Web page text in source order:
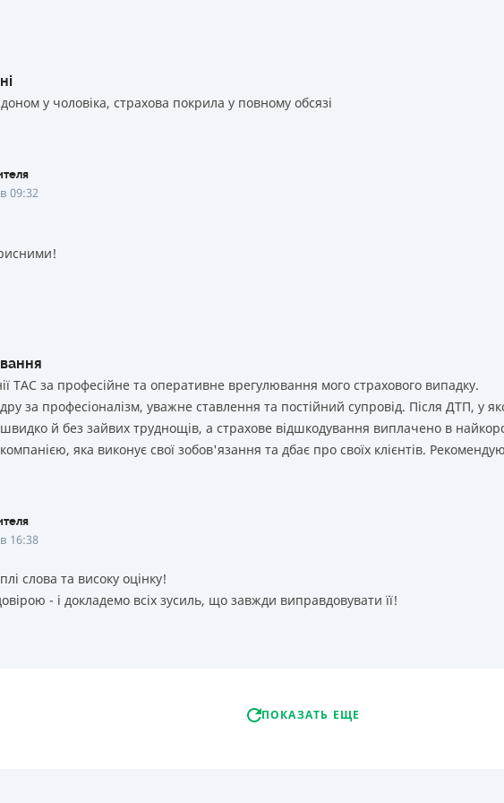
у чоловіка, страхова покрила у повному обсязі
09:32
ТАС за професійне та оперативне врегулювання мого страхового випадку.
за професіоналізм, уважне ставлення та постійний супровід. Після ДТП, у
й без зайвих труднощів, а страхове відшкодування виплачено в
яка виконує свої зобов'язання та дбає про своїх клієнтів.
16:38
слова та високу оцінку!
- і докладемо всіх зусиль, що завжди виправдовувати її!
ПОКАЗАТЬ ЕЩЕ